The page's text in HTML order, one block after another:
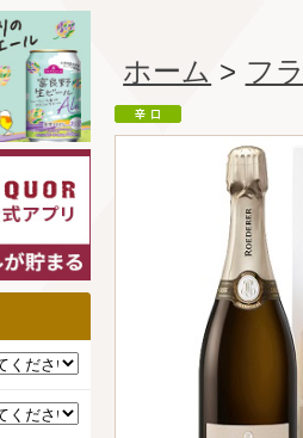
ホーム > フ